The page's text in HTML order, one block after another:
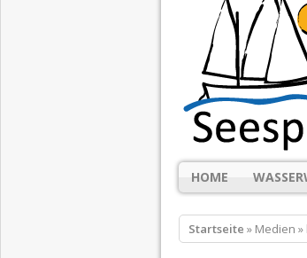
HOME
Startseite » Medien